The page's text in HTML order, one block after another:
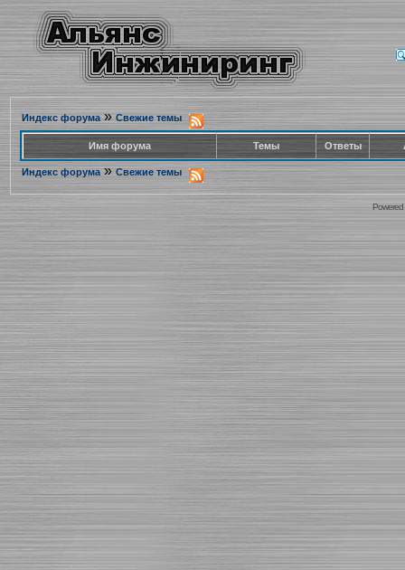
Индекс форума» Свежие темы
Имя форума Темы Ответы
Индекс форума » Свежие темы